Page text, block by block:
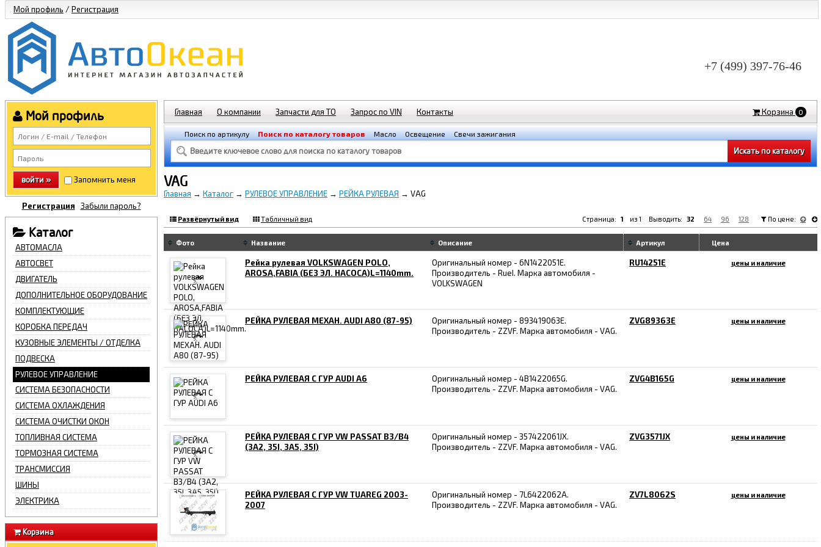
Мой профиль /Регистрация
+7 (499) 397-76-46
Мой профиль
войти » Запомнить меня
Регистрация Забыли пароль?
Каталог
АВТОМАСЛА
АВТОСВЕТ
ДВИГАТЕЛЬ
ДОПОЛНИТЕЛЬНОЕ ОБОРУДОВАНИЕ
КОМПЛЕКТУЮЩИЕ
КОРОБКА ПЕРЕДАЧ
КУЗОВНЫЕ ЭЛЕМЕНТЫ / ОТДЕЛКА
ПОДВЕСКА
РУЛЕВОЕ УПРАВЛЕНИЕ
СИСТЕМА БЕЗОПАСНОСТИ
СИСТЕМА ОХЛАЖДЕНИЯ
СИСТЕМА ОЧИСТКИ ОКОН
ТОПЛИВНАЯ СИСТЕМА
ТОРМОЗНАЯ СИСТЕМА
ТРАНСМИССИЯ
ШИНЫ
ЭЛЕКТРИКА
Корзина
Главная О компании Запчасти для ТО Запрос по VIN Контакты Корзина 0
Поиск по артикулу Поиск по каталогу товаров Масло Освещение Свечи зажигания
VAG
Главная → Каталог → РУЛЕВОЕ УПРАВЛЕНИЕ → РЕЙКА РУЛЕВАЯ → VAG
Развёрнутый вид Табличный вид Страница: 1 из 1 Выводить: 32 64 96 128 По цене:
Фото Название Описание Артикул Цена
Рейка рулевая VOLKSWAGEN POLO,
AROSA,FABIA (БЕЗ ЭЛ. НАСОСА)L=1140mm.
Оригинальный номер - 6N1422051E.
Производитель - RueI. Марка автомобиля -
VOLKSWAGEN
RU14251E цены и наличие
РЕЙКА РУЛЕВАЯ МЕХАН. AUDI А80 (87-95)
Оригинальный номер - 893419063E.
Производитель - ZZVF. Марка автомобиля - VAG.
ZVG89363E цены и наличие
РЕЙКА РУЛЕВАЯ С ГУР AUDI A6
Оригинальный номер - 4B1422065G.
Производитель - ZZVF. Марка автомобиля - VAG.
ZVG4B165G цены и наличие
РЕЙКА РУЛЕВАЯ С ГУР VW PASSAT B3/B4
(3A2, 35I, 3A5, 35I)
Оригинальный номер - 357422061JX.
Производитель - ZZVF. Марка автомобиля - VAG.
ZVG3571JX цены и наличие
РЕЙКА РУЛЕВАЯ С ГУР VW TUAREG 2003-
2007
Оригинальный номер - 7L6422062A.
Производитель - ZZVF. Марка автомобиля - VAG.
ZV7L8062S цены и наличие